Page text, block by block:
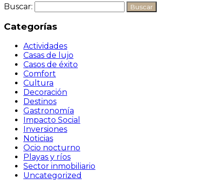
Buscar:
Categorías
Actividades
Casas de lujo
Casos de éxito
Comfort
Cultura
Decoración
Destinos
Gastronomía
Impacto Social
Inversiones
Noticias
Ocio nocturno
Playas y ríos
Sector inmobiliario
Uncategorized